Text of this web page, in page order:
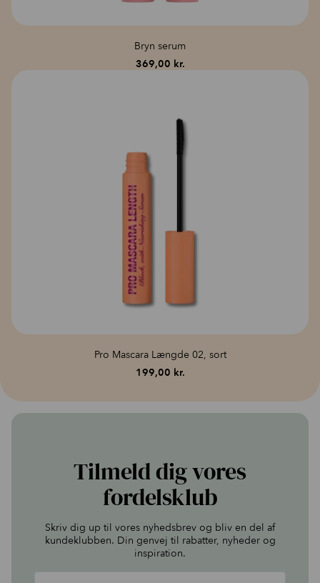
Bryn serum
369,00 kr.
Pro Mascara Længde 02, sort
199,00 kr.
Tilmeld dig vores
fordelsklub
Skriv dig up til vores nyhedsbrev og bliv en del af
kundeklubben. Din genvej til rabatter, nyheder og
inspiration.